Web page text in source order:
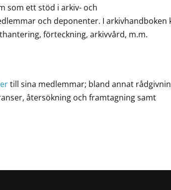
som ett stöd i arkiv- och
och deponenter. I arkivhandboken
förteckning, arkivvård, m.m.
till sina medlemmar; bland annat
återsökning och framtagning samt